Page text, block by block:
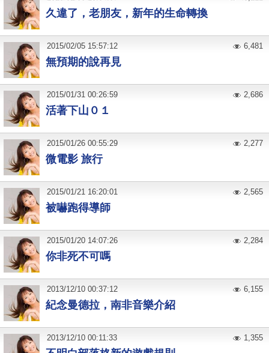
久違了，老朋友，新年的生命轉換
無預期的說再見
2015/02/05 15:57:12 6,481
活著下山０１
2015/01/31 00:26:59 2,686
微電影 旅行
2015/01/26 00:55:29 2,277
被嚇跑得導師
2015/01/21 16:20:01 2,565
你非死不可嗎
2015/01/20 14:07:26 2,284
紀念曼德拉，南非音樂介紹
2013/12/10 00:37:12 6,155
2013/12/10 00:11:33 1,355